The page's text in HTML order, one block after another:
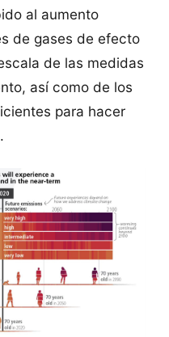
al aumento
de gases de efecto
de las medidas
así como de los
para hacer